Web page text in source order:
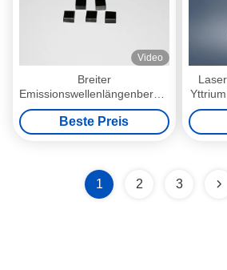
Video
Breiter
Emissionswellenlängenbereich
von 1350 nm bis 1600 nm in
Cr4 YAG Laser Kristallstab
für verschiedene
Beste Preis
1 2 3